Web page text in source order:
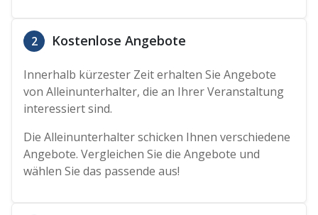
2 Kostenlose Angebote
Innerhalb kürzester Zeit erhalten Sie Angebote
von Alleinunterhalter, die an Ihrer Veranstaltung
interessiert sind.
Die Alleinunterhalter schicken Ihnen verschiedene
Angebote. Vergleichen Sie die Angebote und
wählen Sie das passende aus!